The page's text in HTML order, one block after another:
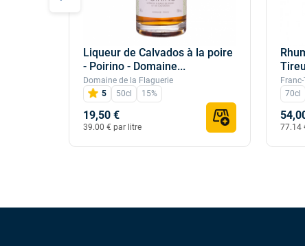
Liqueur de Calvados à la poire
- Poirino - Domaine...
Domaine de la Flaguerie
5
50cl 15%
19,50 €
39.00 € par litre
70cl
77.14